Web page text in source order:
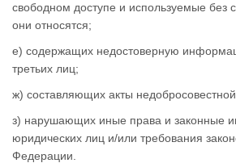
свободном доступе и используемые без
они относятся;
е) содержащих недостоверную
третьих лиц;
ж) составляющих акты
з) нарушающих иные права и законные
юридических лиц и/или требования
Федерации.